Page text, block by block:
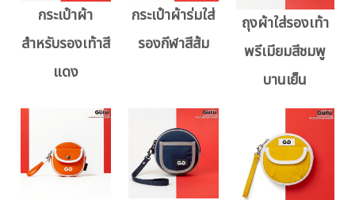
กระเป๋าผ้า
สำหรับรองเท้าสี
แดง
กระเป๋าผ้าร่มใส่
รองกีฬาสีส้ม
ถุงผ้าใส่รองเท้า
พรีเมียมสีชมพู
บานเย็น